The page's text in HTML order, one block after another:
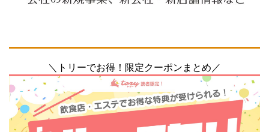
＼トリーでお得！限定クーポンまとめ／